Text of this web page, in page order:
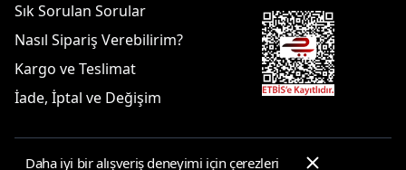
Sık Sorulan Sorular
Nasıl Sipariş Verebilirim?
Kargo ve Teslimat
İade, İptal ve Değişim
Daha iyi bir alışveriş deneyimi için çerezleri